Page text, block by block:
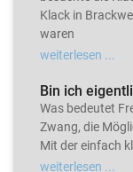
Klack in
waren
weiterlesen ...
Bin ich
Was bedeutet
Zwang, die
Mit der einfach
weiterlesen ...